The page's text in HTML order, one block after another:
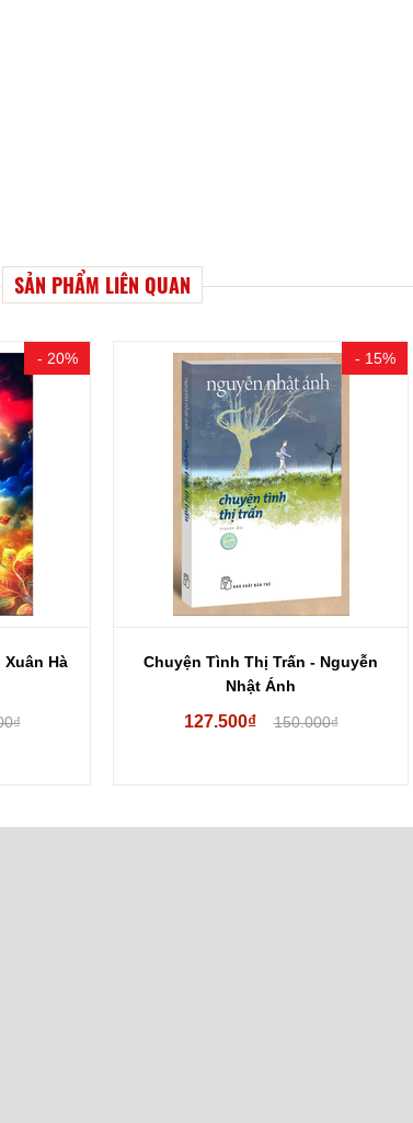
SẢN PHẨM LIÊN QUAN
- 20%
Hà
- 15%
Chuyện Tình Thị Trấn - Nguyễn
Nhật Ánh
127.500₫ 150.000₫